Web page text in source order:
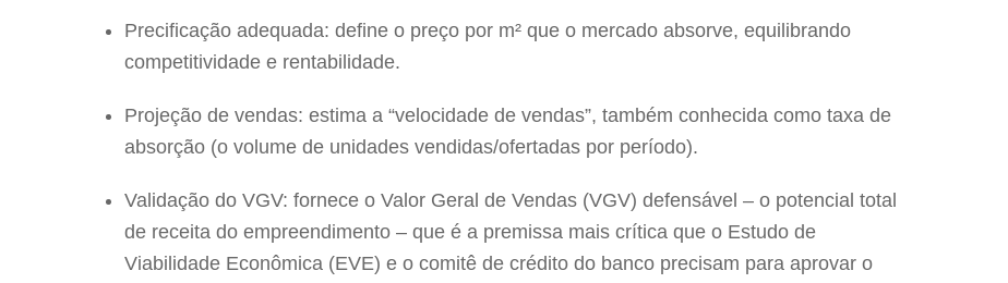
Precificação adequada: define o preço por m² que o mercado absorve, equilibrando
competitividade e rentabilidade.
Projeção de vendas: estima a “velocidade de vendas”, também conhecida como taxa de
absorção (o volume de unidades vendidas/ofertadas por período).
Validação do VGV: fornece o Valor Geral de Vendas (VGV) defensável – o potencial total
de receita do empreendimento – que é a premissa mais crítica que o Estudo de
Viabilidade Econômica (EVE) e o comitê de crédito do banco precisam para aprovar o